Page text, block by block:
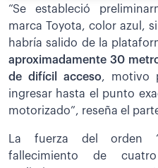
“Se estableció
marca Toyota, color azul,
habría salido de la
aproximadamente 30
de difícil acceso, motivo
ingresar hasta el punto
motorizado”, reseña el
La fuerza del orden
fallecimiento de